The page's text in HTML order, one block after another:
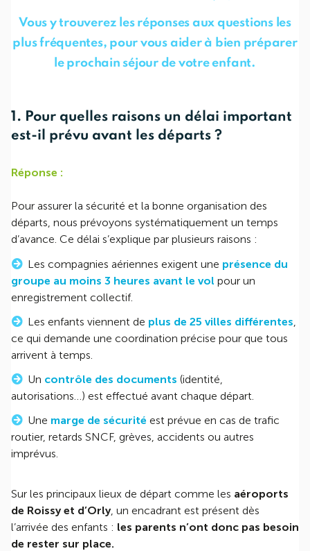
Vous y trouverez les réponses aux questions les
plus fréquentes, pour vous aider à bien préparer
le prochain séjour de votre enfant.
1. Pour quelles raisons un délai important
est-il prévu avant les départs ?
Réponse :
Pour assurer la sécurité et la bonne organisation des
départs, nous prévoyons systématiquement un temps
d’avance. Ce délai s’explique par plusieurs raisons :
Les compagnies aériennes exigent une présence du
groupe au moins 3 heures avant le vol pour un
enregistrement collectif.
Les enfants viennent de plus de 25 villes différentes,
ce qui demande une coordination précise pour que tous
arrivent à temps.
Un contrôle des documents (identité,
autorisations…) est effectué avant chaque départ.
Une marge de sécurité est prévue en cas de trafic
routier, retards SNCF, grèves, accidents ou autres
imprévus.
Sur les principaux lieux de départ comme les aéroports
de Roissy et d’Orly, un encadrant est présent dès
l’arrivée des enfants : les parents n’ont donc pas besoin
de rester sur place.